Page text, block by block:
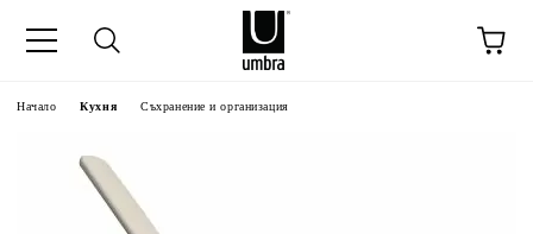
Начало Кухня Съхранение и организация